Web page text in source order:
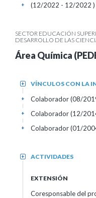
(12/2022 - 12/2022 )
+
SECTOR EDUCACIÓN
DESARROLLO DE LAS
Área Química
VÍNCULOS CON LA
+
Colaborador (08/
+
Colaborador (12/
+
Colaborador (01/
+
ACTIVIDADES
+
EXTENSIÓN
Coresponsable del